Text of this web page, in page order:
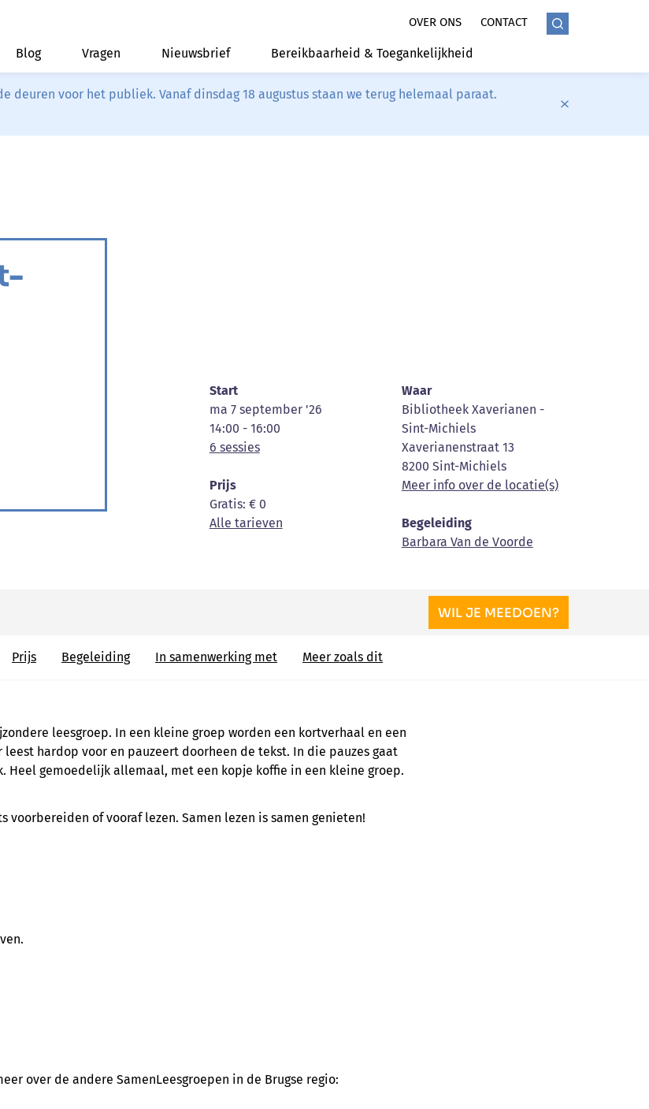
OVER ONS CONTACT
Blog Vragen Nieuwsbrief Bereikbaarheid & Toegankelijkheid
deuren voor het publiek. Vanaf dinsdag 18 augustus staan we terug helemaal paraat.
Start
ma 7 september '26
14:00 - 16:00
6 sessies
Prijs
Gratis: € 0
Alle tarieven
Waar
Bibliotheek Xaverianen -
Sint-Michiels
Xaverianenstraat 13
8200 Sint-Michiels
Meer info over de locatie(s)
Begeleiding
Barbara Van de Voorde
WIL JE MEEDOEN?
Prijs Begeleiding In samenwerking met Meer zoals dit
leesgroep. In een kleine groep worden een kortverhaal en een
leest hardop voor en pauzeert doorheen de tekst. In die pauzes gaat
Heel gemoedelijk allemaal, met een kopje koffie in een kleine groep.
voorbereiden of vooraf lezen. Samen lezen is samen genieten!
over de andere SamenLeesgroepen in de Brugse regio: